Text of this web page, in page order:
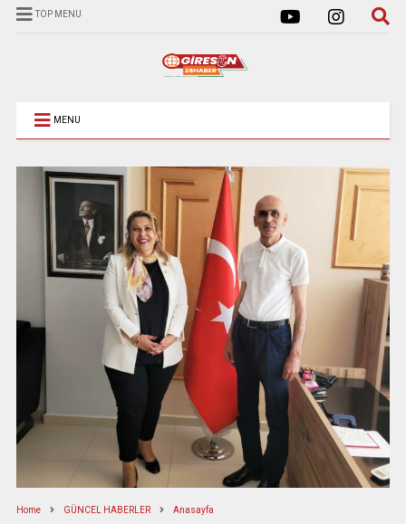
TOP MENU
MENU
Home GÜNCEL HABERLER Anasayfa